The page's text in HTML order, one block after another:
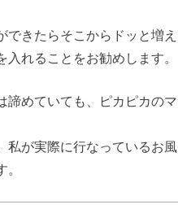
できたらそこからドッと増
入れることをお勧めします。
諦めていても、ピカピカの
私が実際に行なっているお